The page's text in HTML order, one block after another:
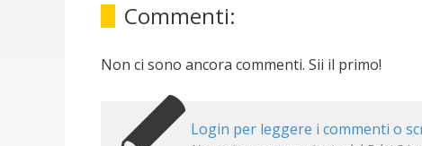
Commenti:
Non ci sono ancora commenti. Sii il primo!
Login per leggere i commenti o